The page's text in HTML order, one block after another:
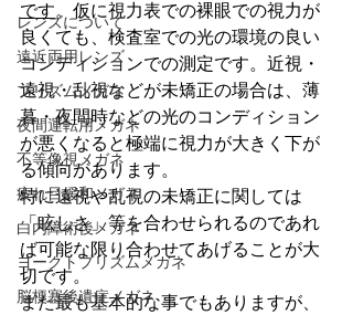
レンズについて
遠近両用レンズ
プリズムメガネ
夜間運転用メガネ
不等像視メガネ
疲れ目緩和メガネ
白内障術後メガネ
ヨークトプリズムメガネ
脳梗塞後遺症メガネ
です。仮に視力表での裸眼での視力が
良くても、検査室での光の環境の良い
コンディションでの測定です。近視・
遠視・乱視などが未矯正の場合は、薄
暮・夜間時などの光のコンディション
が悪くなると極端に視力が大きく下が
る傾向があります。
特に遠視や乱視の未矯正に関しては
「眩しさ」等を合わせられるのであれ
ば可能な限り合わせてあげることが大
切です。
また最も基本的な事でもありますが、